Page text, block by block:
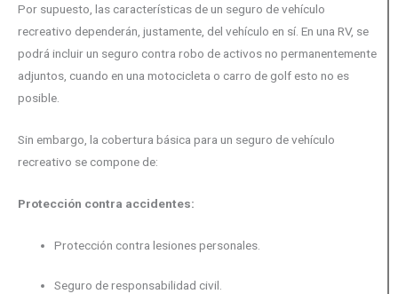
Por supuesto, las características de un seguro de vehículo
recreativo dependerán, justamente, del vehículo en sí. En una RV, se
podrá incluir un seguro contra robo de activos no permanentemente
adjuntos, cuando en una motocicleta o carro de golf esto no es
posible.
Sin embargo, la cobertura básica para un seguro de vehículo
recreativo se compone de:
Protección contra accidentes:
Protección contra lesiones personales.
Seguro de responsabilidad civil.